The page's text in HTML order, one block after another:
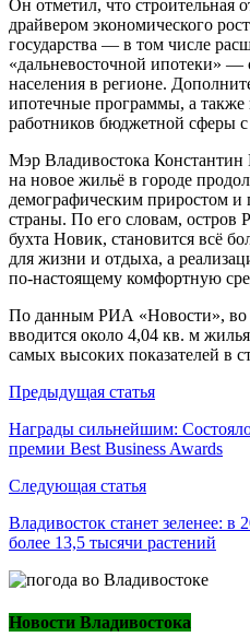
Он отметил, что строительная
драйвером экономического
государства — в том числе
«дальневосточной ипотеки» —
населения в регионе.
ипотечные программы, а также
работников бюджетной сферы
Мэр Владивостока Константин
на новое жильё в городе
демографическим приростом и
страны. По его словам, остров
бухта Новик, становится всё
для жизни и отдыха, а
по-настоящему комфортную
По данным РИА «Новости», во
вводится около 4,04 кв. м
самых высоких показателей в
Навигация
по
записям
Предыдущая статья
Награды сильнейшим:
премии Best Business Awards
Следующая статья
Владивосток станет зеленее: в
более 13,5 тысячи растений
Новости Владивостока